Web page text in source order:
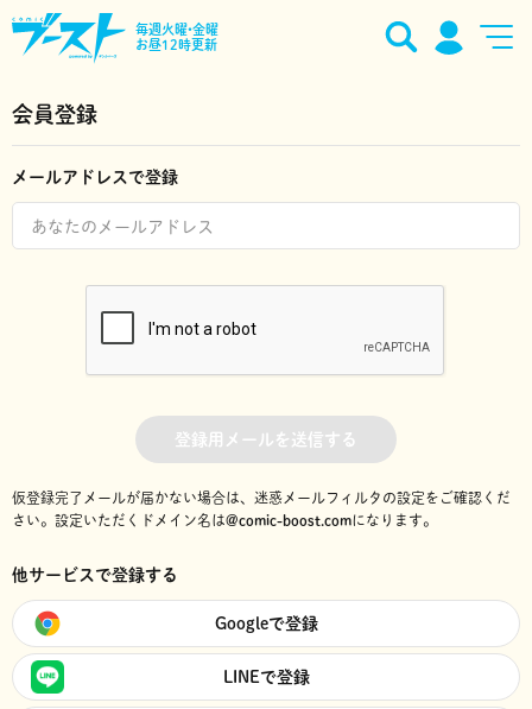
毎週火曜•金曜
お昼12時更新
会員登録
メールアドレスで登録
登録用メールを送信する
仮登録完了メールが届かない場合は、迷惑メールフィルタの設定をご確認くだ
さい。 設定いただくドメイン名は@comic-boost.comになります。
他サービスで登録する
Googleで登録
LINEで登録